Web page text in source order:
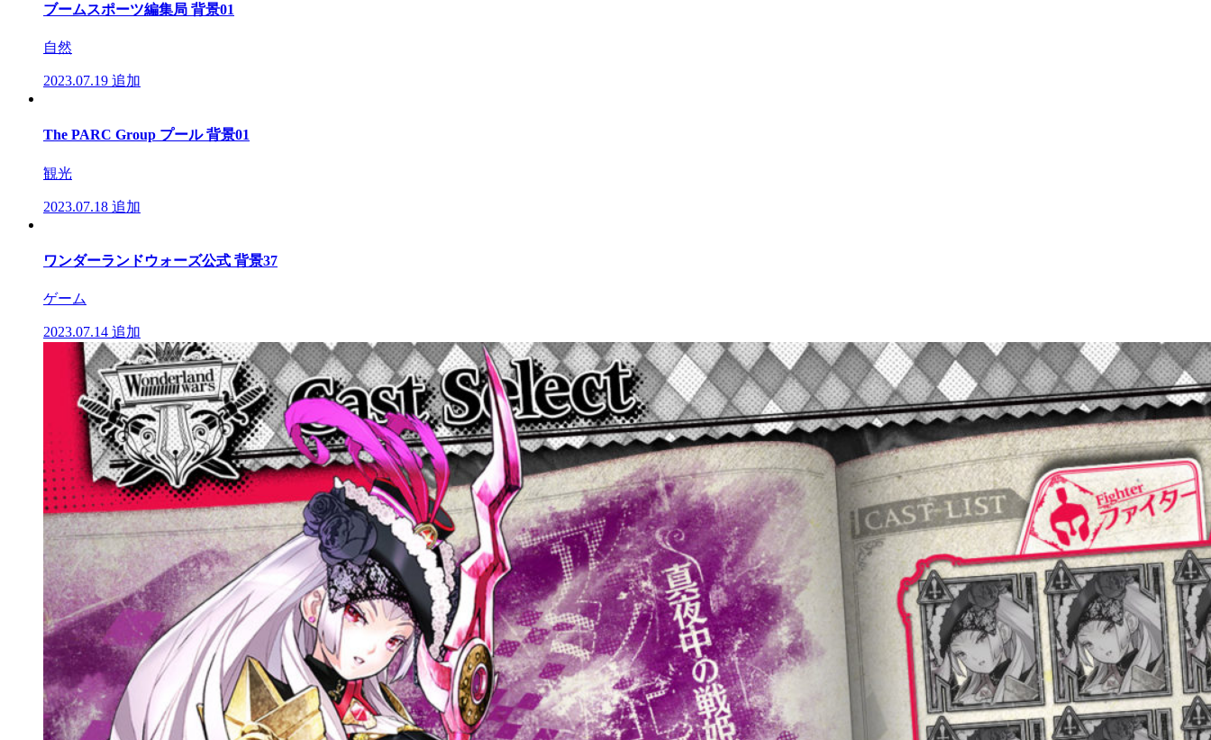
ブームスポーツ編集局 背景01
自然
2023.07.19 追加
The PARC Group プール 背景01
観光
2023.07.18 追加
ワンダーランドウォーズ公式 背景37
ゲーム
2023.07.14 追加